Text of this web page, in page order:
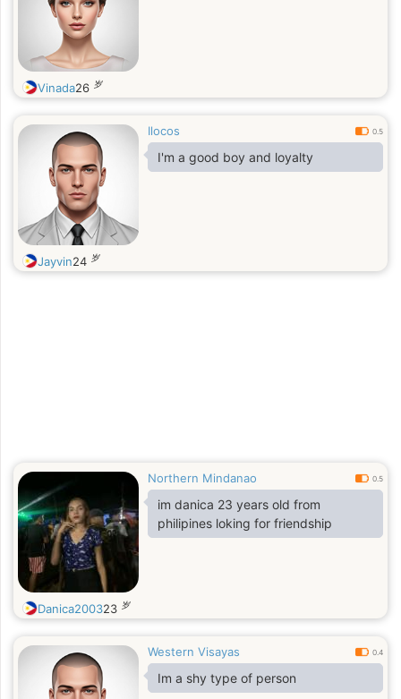
Vinada26 岁
Ilocos 0.5
I'm a good boy and loyalty
Jayvin24 岁
Northern Mindanao 0.5
im danica 23 years old from
philipines loking for friendship
Danica200323 岁
Western Visayas 0.4
Im a shy type of person